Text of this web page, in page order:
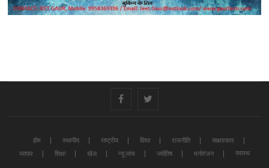
# #
होम स्थानीय राष्ट्रीय विश्व राजनीति
साक्षात्कार
व्यापार
शिक्षा खेल न्यू लांच ज्योतिष मनोरंजन स्वास्थ